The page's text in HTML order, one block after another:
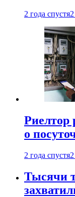
2 года спустя
Риелтор
о
2 года спустя
Тысячи